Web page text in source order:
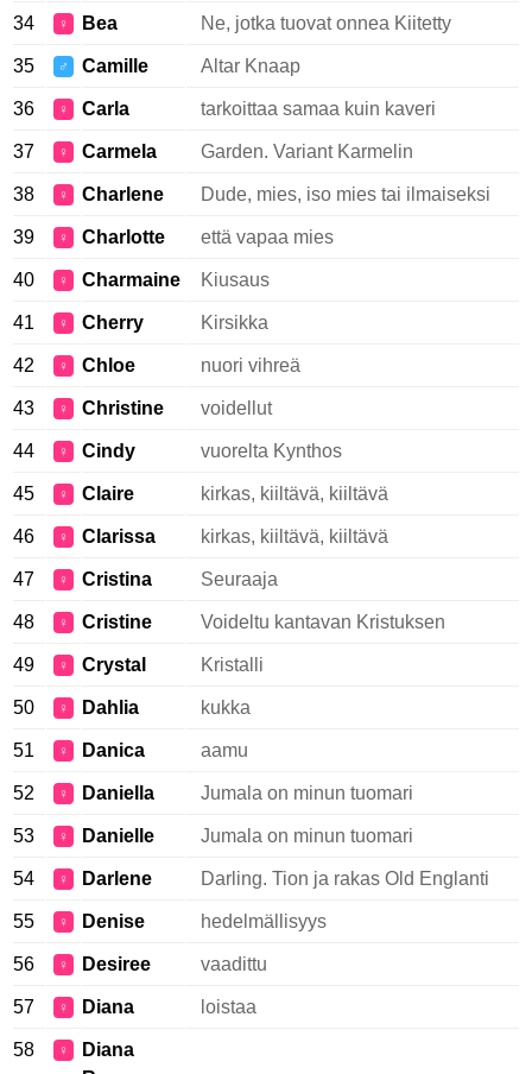
34 ♀ Bea Ne, jotka tuovat onnea Kiitetty
35 ♂ Camille Altar Knaap
36 ♀ Carla tarkoittaa samaa kuin kaveri
37 ♀ Carmela Garden. Variant Karmelin
38 ♀ Charlene Dude, mies, iso mies tai ilmaiseksi
39 ♀ Charlotte että vapaa mies
40 ♀ Charmaine Kiusaus
41 ♀ Cherry Kirsikka
42 ♀ Chloe nuori vihreä
43 ♀ Christine voidellut
44 ♀ Cindy vuorelta Kynthos
45 ♀ Claire kirkas, kiiltävä, kiiltävä
46 ♀ Clarissa kirkas, kiiltävä, kiiltävä
47 ♀ Cristina Seuraaja
48 ♀ Cristine Voideltu kantavan Kristuksen
49 ♀ Crystal Kristalli
50 ♀ Dahlia kukka
51 ♀ Danica aamu
52 ♀ Daniella Jumala on minun tuomari
53 ♀ Danielle Jumala on minun tuomari
54 ♀ Darlene Darling. Tion ja rakas Old Englanti
55 ♀ Denise hedelmällisyys
56 ♀ Desiree vaadittu
57 ♀ Diana loistaa
58 ♀
Diana